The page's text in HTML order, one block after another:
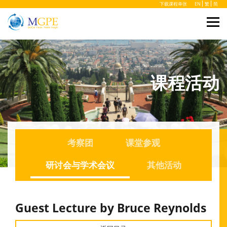
下载课程单张 EN 繁 简
课程活动
考察团
课堂参观
研讨会与学术会议
其他活动
Guest Lecture by Bruce Reynolds